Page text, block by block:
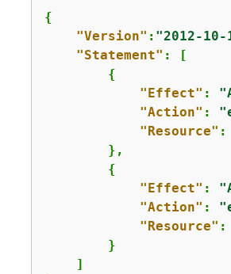
{
"Version" : "2012-10-
"Statement" : [
{
"Effect" :
"Action" :
"Resource" :
        },
{
"Effect" :
"Action" :
"Resource" :
        }
    ]